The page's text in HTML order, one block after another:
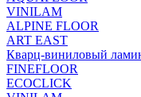
VINILAM
ALPINE FLOOR
ART EAST
Кварц-виниловый
FINEFLOOR
ECOCLICK